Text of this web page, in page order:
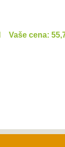
Vaše cena: